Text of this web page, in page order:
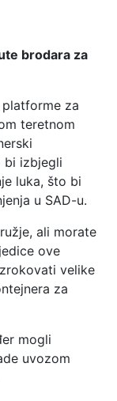
brodara za
platforme za
teretnom
bi izbjegli
luka, što bi
u SAD-u.
ali morate
ove
velike
za
mogli
uvozom